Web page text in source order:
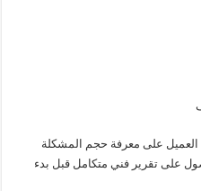
العميل على معرفة حجم المشكلة
على تقرير فني متكامل قبل بدء